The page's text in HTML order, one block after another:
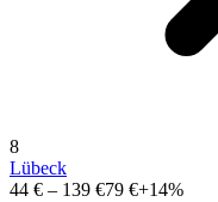
8
Lübeck
44 € – 139 €79 €+14%